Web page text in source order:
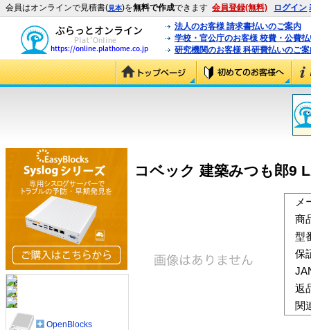
会員はオンラインで見積書(見本)を無料で作成できます 会員登録(無料) ログイン
法人のお客様 請求書払いのご案内
学校・官公庁のお客様 校費・公費
研究機関のお客様 科研費払いのご案
コベック 建築みつも郎9
メ
商
型
保
返
関
OpenBlocks